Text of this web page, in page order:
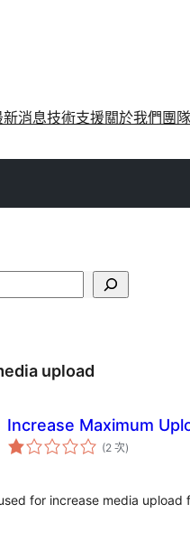
新消息技術支援關於我們 團隊
upload
Increase Maximum
(2 次評
分)
for increase media upload